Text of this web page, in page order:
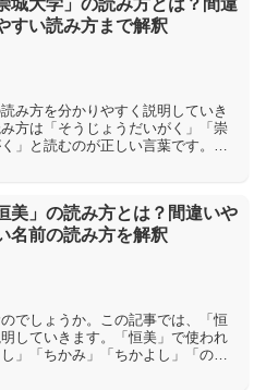
城大学」の読み方とは？間違
すい読み方まで解釈
み方を分かりやすく説明していき
方は「そうじょうだいがく」「崇
」と読むのが正しい言葉です。
美」の読み方とは？間違いや
名前の読み方を解釈
でしょうか。この記事では、「恒
していきます。「恒美」で使われ
」「ちかみ」「ちかよし」「のぶ